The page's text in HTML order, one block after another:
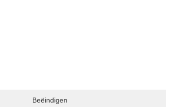
Beëindigen